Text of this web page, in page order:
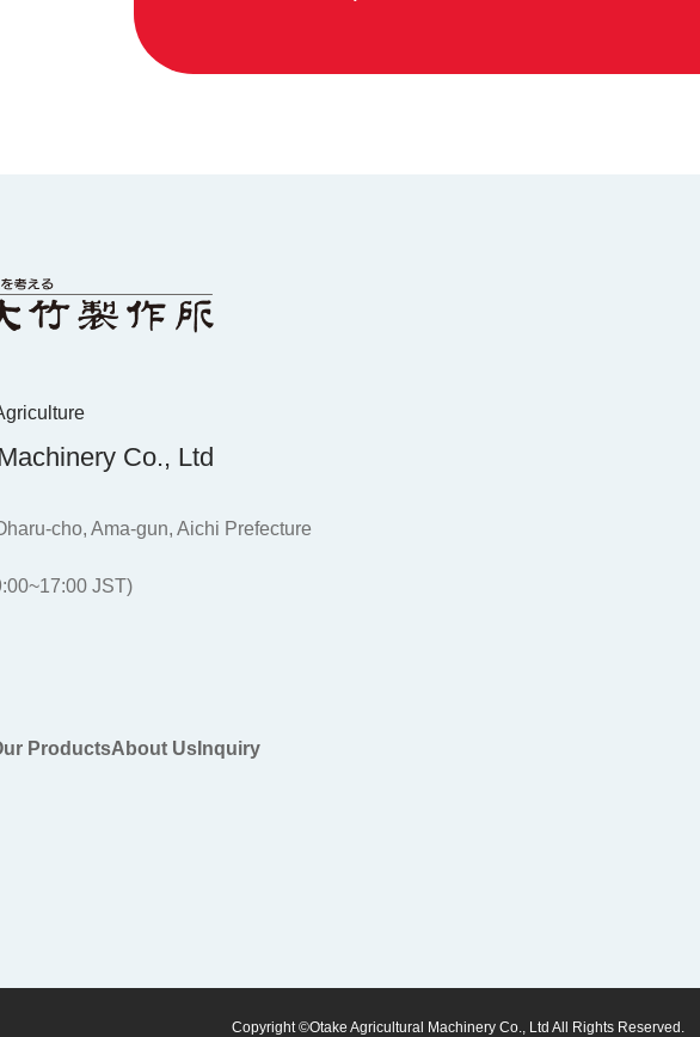
Co., Ltd
cho, Ama-gun, Aichi Prefecture
JST)
ProductsAbout UsInquiry
Copyright ©Otake Agricultural Machinery Co., Ltd All Rights Reserved.